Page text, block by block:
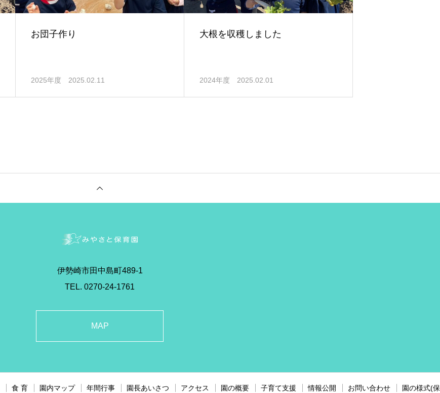
お団子作り
2025年度 2025.02.11
大根を収穫しました
2024年度 2025.02.01
伊勢崎市田中島町489-1
TEL. 0270-24-1761
MAP
食 育 園内マップ 年間行事 園長あいさつ アクセス 園の概要 子育て支援 情報公開 お問い合わせ 園の様式(保